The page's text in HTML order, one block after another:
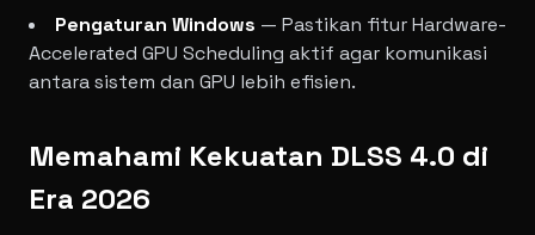
Pengaturan Windows — Pastikan fitur Hardware-
Accelerated GPU Scheduling aktif agar komunikasi
antara sistem dan GPU lebih efisien.
Memahami Kekuatan DLSS 4.0 di
Era 2026